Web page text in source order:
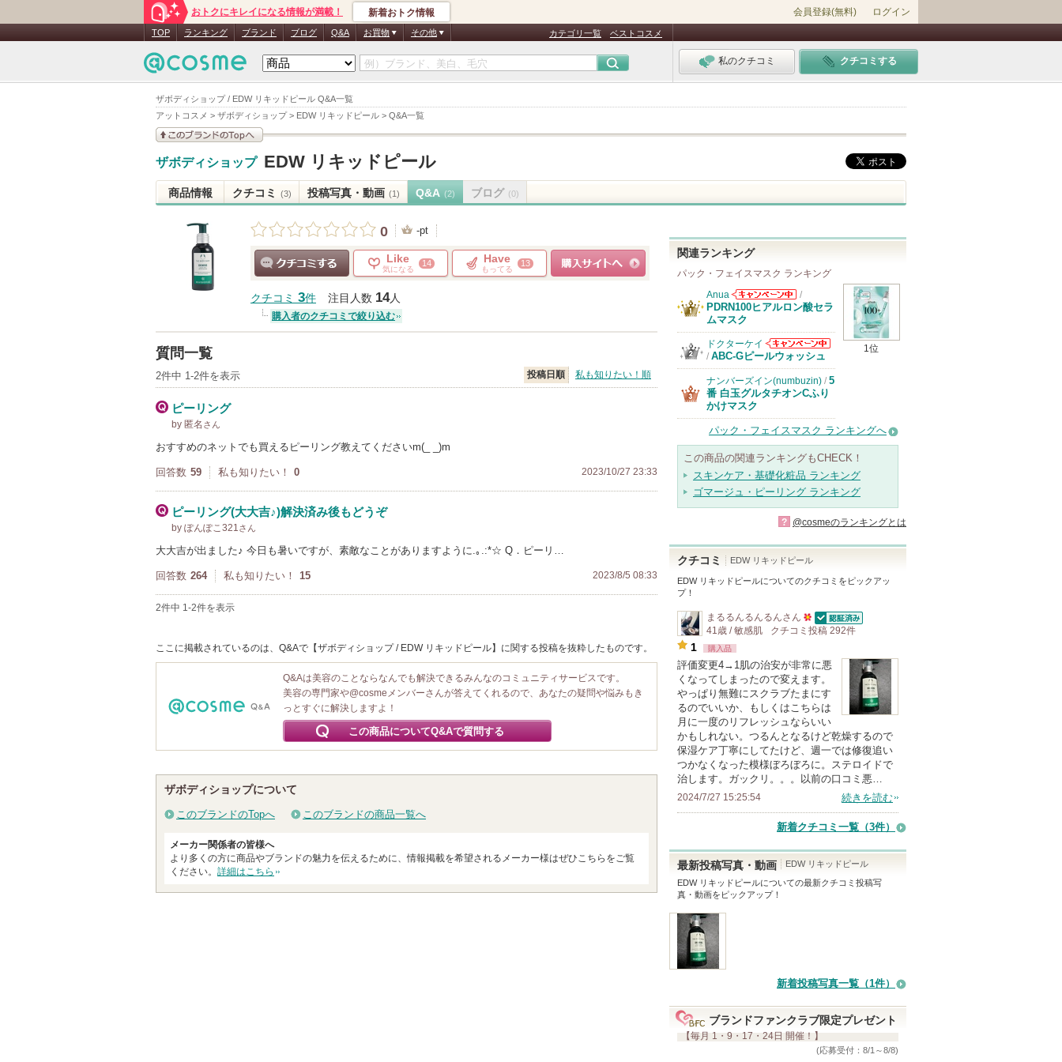
ザボディショップ / EDW リキッドピール Q&A一覧
アットコスメ > ザボディショップ> EDW リキッドピール > Q&A一覧
おトクにキレイになる情報が満載！ 新着おトク情報 会員登録(無料) ログイン
TOP ランキング ブランド ブログ Q&A お買物 その他 カテゴリ一覧 ベストコスメ
私のクチコミ クチコミする
見る
ザボディショップ EDW リキッドピール
商品情報 クチコミ (3) 投稿写真・動画 (1) Q&A (2) ブログ (0)
0 -pt
Like
気になる
14 Have
もってる
13
クチコミ 3件 注目人数 14人
購入者のクチコミで絞り込む
質問一覧
2件中 1-2件を表示 投稿日順 私も知りたい！順
ピーリング
by 匿名 さん
おすすめのネットでも買えるピーリング教えてくださいm(_ _)m
回答数 59 私も知りたい！ 0 2023/10/27 23:33
ピーリング(大大吉♪)解決済み後もどうぞ
by ぽんぽこ321さん
大大吉が出ました♪ 今日も暑いですが、素敵なことがありますように.｡.:*☆ Q．ピーリ…
回答数 264 私も知りたい！ 15 2023/8/5 08:33
2件中 1-2件を表示
ここに掲載されているのは、Q&Aで【ザボディショップ / EDW リキッドピール】に関する投稿を抜粋したものです。
Q&Aは美容のことならなんでも解決できるみんなのコミュニティサービスです。
美容の専門家や@cosmeメンバーさんが答えてくれるので、あなたの疑問や悩みもき
っとすぐに解決しますよ！
この商品についてQ&Aで質問する
ザボディショップについて
このブランドのTopへ このブランドの商品一覧へ
メーカー関係者の皆様へ
より多くの方に商品やブランドの魅力を伝えるために、情報掲載を希望されるメーカー様はぜひこちらをご覧
ください。 詳細はこちら
関連ランキング
パック・フェイスマスク ランキング
1位
Anua
Anuaからのお
知らせがありま
/
PDRN100ヒアルロン酸セラ
ムマスク
ドクターケイ
ドクターケイか
らのお知らせが
あります
/ ABC-Gピールウォッシュ
ナンバーズイン(numbuzin) / 5
番 白玉グルタチオンCふり
かけマスク
パック・フェイスマスク ランキングへ
この商品の関連ランキングもCHECK！
スキンケア・基礎化粧品 ランキング
ゴマージュ・ピーリング ランキング
? @cosmeのランキングとは
クチコミ EDW リキッドピール
EDW リキッドピールについてのクチコミをピックアッ
プ！
まるるんるんるんさん
50
以
上
の
メ
ン
バ
ー
入
て
い
ま
認証済
41歳 / 敏感肌 クチコミ投稿 292件
1 購入品
評価変更4→1肌の治安が非常に悪
くなってしまったので変えます。
やっぱり無難にスクラブたまにす
るのでいいか、もしくはこちらは
月に一度のリフレッシュならいい
かもしれない。つるんとなるけど乾燥するので
保湿ケア丁寧にしてたけど、週一では修復追い
つかなくなった模様ぼろぼろに。ステロイドで
治します。ガックリ。。。以前の口コミ悪…
2024/7/27 15:25:54 続きを読む
新着クチコミ一覧 （3件）
最新投稿写真・動画
EDW リキッドピール
EDW リキッドピールについての最新クチコミ投稿写
真・動画をピックアップ！
新着投稿写真一覧（1件）
ブランドファンクラブ限定プレゼント
【毎月 1・9・17・24日 開催！】
(応募受付：8/1～8/8)